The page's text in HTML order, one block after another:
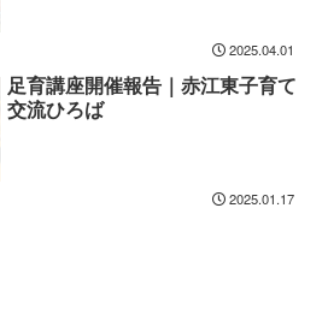
2025.04.01
足育講座開催報告｜赤江東子育て
交流ひろば
2025.01.17